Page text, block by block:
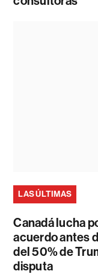
LAS ÚLTIMAS
Canadá lucha
acuerdo antes
del 50% de
disputa